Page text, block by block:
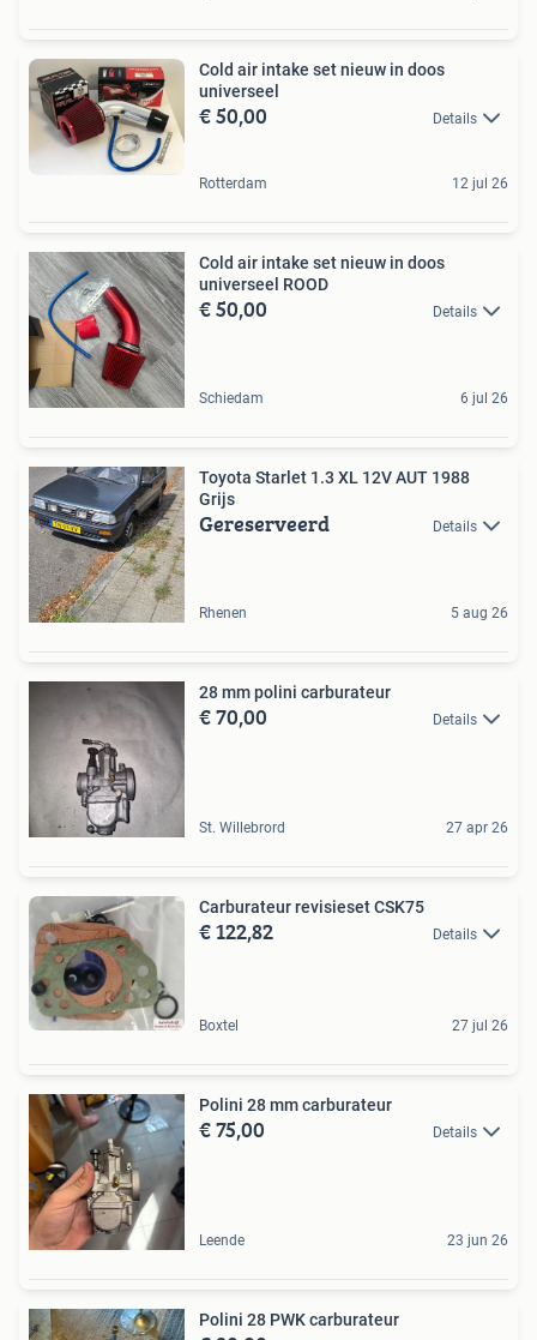
Cold air intake set nieuw in doos
universeel
€ 50,00 Details
Rotterdam 12 jul 26
Cold air intake set nieuw in doos
universeel ROOD
€ 50,00 Details
Schiedam 6 jul 26
Toyota Starlet 1.3 XL 12V AUT 1988
Grijs
Gereserveerd Details
Rhenen 5 aug 26
28 mm polini carburateur
€ 70,00 Details
St. Willebrord 27 apr 26
Carburateur revisieset CSK75
€ 122,82 Details
Boxtel 27 jul 26
Polini 28 mm carburateur
€ 75,00 Details
Leende 23 jun 26
Polini 28 PWK carburateur